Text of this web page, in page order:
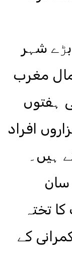
شہر
شمال مغرب
ہفتوں
افراد
ہیں۔
آنگ سان
تختہ
کے